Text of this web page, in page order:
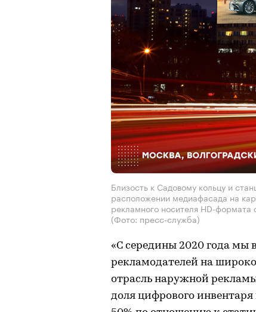
Близость к Садовому кольцу и
расположении медиафасада на
рекламного носителя HD-формата
(Фото: пресс-служба)
«С середины 2020 года мы
рекламодателей на
отрасль наружной
доля цифрового